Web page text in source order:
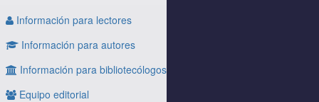
Información para lectores
Información para autores
Información para bibliotecólogos
Equipo editorial